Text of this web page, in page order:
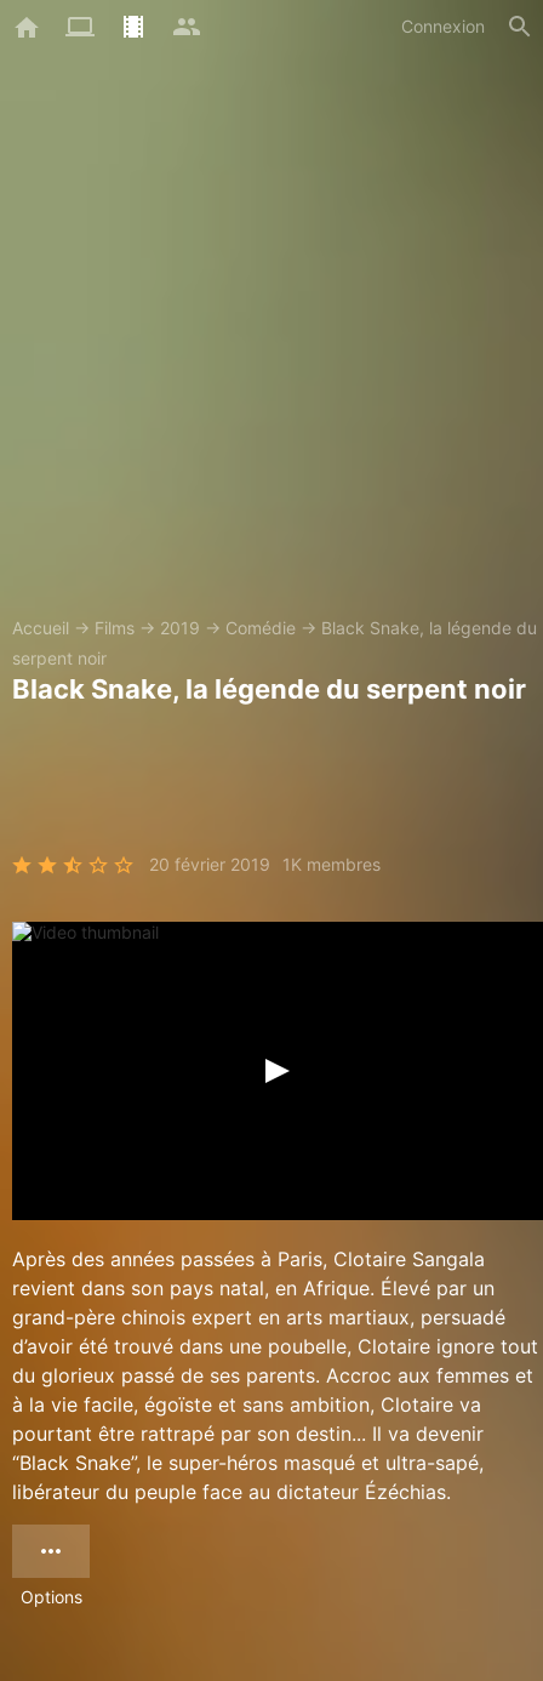
Connexion
Accueil → Films → 2019 → Comédie → Black Snake, la légende du
serpent noir
Black Snake, la légende du serpent noir
20 février 2019 1K membres
Après des années passées à Paris, Clotaire Sangala
revient dans son pays natal, en Afrique. Élevé par un
grand-père chinois expert en arts martiaux, persuadé
d’avoir été trouvé dans une poubelle, Clotaire ignore tout
du glorieux passé de ses parents. Accroc aux femmes et
à la vie facile, égoïste et sans ambition, Clotaire va
pourtant être rattrapé par son destin... Il va devenir
“Black Snake”, le super-héros masqué et ultra-sapé,
libérateur du peuple face au dictateur Ézéchias.
Options